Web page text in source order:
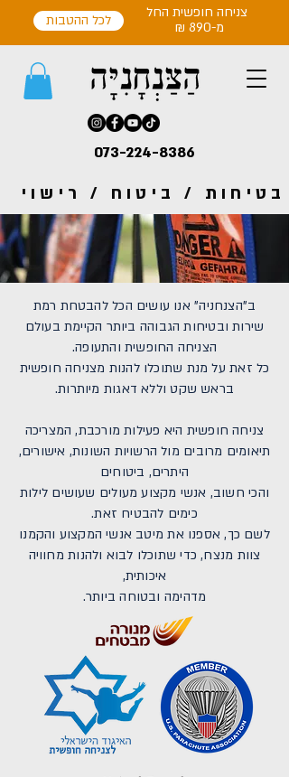
073-224-8386
לכל ההטבות
צניחה חופשית החל
מ-890 ₪
בטיחות / ביטוח / רישוי
ב"הצנחניה" אנו עושים הכל להבטחת רמת
שירות ובטיחות הגבוהה ביותר הקיימת בעולם
הצניחה החופשית והתעופה.
כל זאת על מנת שתוכלו להנות מצניחה חופשית
בראש שקט וללא דאגות מיותרות.
צניחה חופשית היא פעילות מורכבת, המצריכה
תיאומים מרובים מול הרשויות השונות, אישורים,
היתרים, ביטוחים
והכי חשוב, אנשי מקצוע מעולים שעושים לילות
כימים להבטיח זאת.
לשם כך, אספנו את מיטב אנשי המקצוע והקמנו
צוות מנצח, כדי שתוכלו לבוא ולהנות מחוויה
איכותית,
מדהימה ובטוחה ביותר.